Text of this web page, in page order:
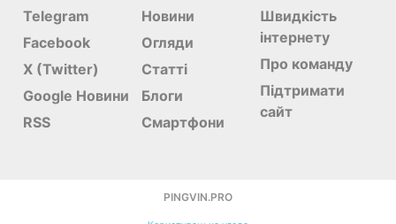
Telegram
Facebook
X (Twitter)
Google Новини
RSS
Новини
Огляди
Статті
Блоги
Смартфони
Швидкість
інтернету
Про команду
Підтримати
сайт
PINGVIN.PRO